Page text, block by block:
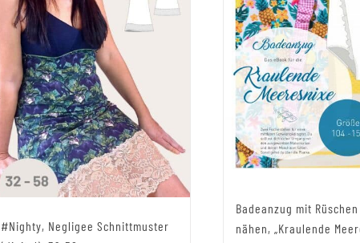
#Nighty, Negligee Schnittmuster
Badeanzug mit
nähen, „Kraulende